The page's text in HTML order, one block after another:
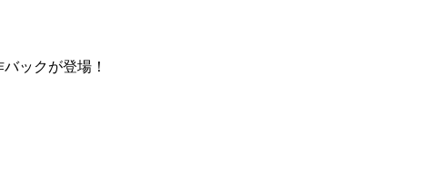
バックが登場！